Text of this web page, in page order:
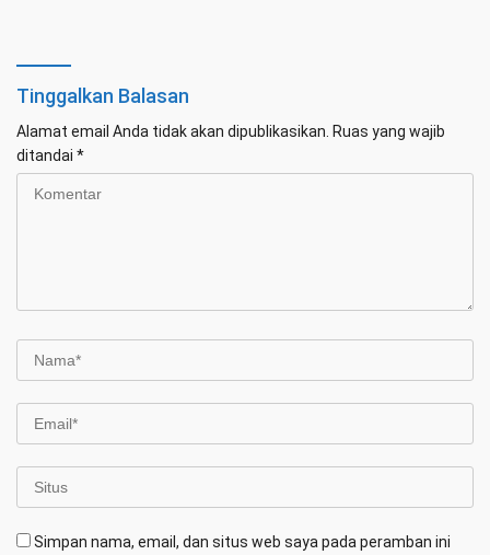
Tinggalkan Balasan
Alamat email Anda tidak akan dipublikasikan. Ruas yang wajib
ditandai *
Simpan nama, email, dan situs web saya pada peramban ini